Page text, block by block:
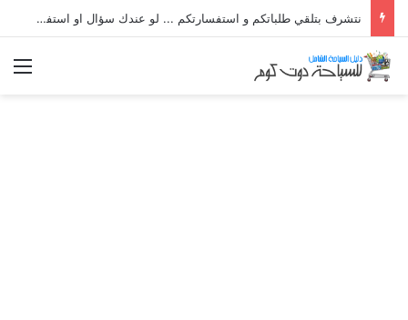
نتشرف بتلقي طلباتكم و استفسارتكم ... لو عندك سؤال او استفسار ماتدرددش فى طلب المساعدة